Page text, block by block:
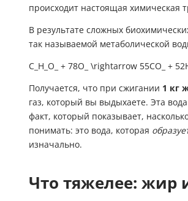
происходит настоящая химическая
В результате сложных
так называемой метаболической
C_H_O_ + 78O_ \rightarrow 55CO_ +
Получается, что при сжигании 1 кг
газ, который вы выдыхаете. Эта
факт, который показывает,
понимать: это вода, которая
изначально.
Что тяжелее: жир